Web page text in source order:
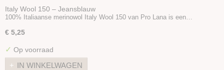
Italy Wool 150 – Jeansblauw
100% Italiaanse merinowol Italy Wool 150 van Pro Lana is een…
€ 5,25
✓ Op voorraad
IN WINKELWAGEN